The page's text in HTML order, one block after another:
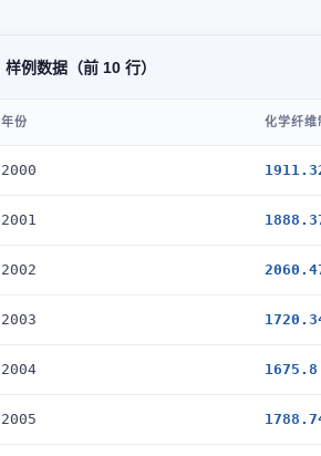
样例数据（前 10 行）
年份 化学纤维
2000
2001
2002
2003
2004 1675.8
2005